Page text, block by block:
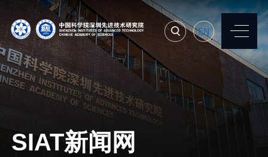
EN
常用系统 人才招聘 联系我们
SIAT新闻网